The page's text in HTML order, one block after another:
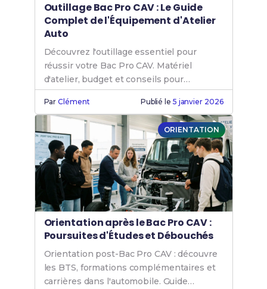
Outillage Bac Pro CAV : Le Guide
Complet de l'Équipement d'Atelier
Auto
Découvrez l'outillage essentiel pour
réussir votre Bac Pro CAV. Matériel
d'atelier, budget et conseils pour
progresser efficacement.
ParClément Publié le 5 janvier 2026
ORIENTATION
Orientation après le Bac Pro CAV :
Poursuites d'Études et Débouchés
Orientation post-Bac Pro CAV : découvre
les BTS, formations complémentaires et
carrières dans l'automobile. Guide